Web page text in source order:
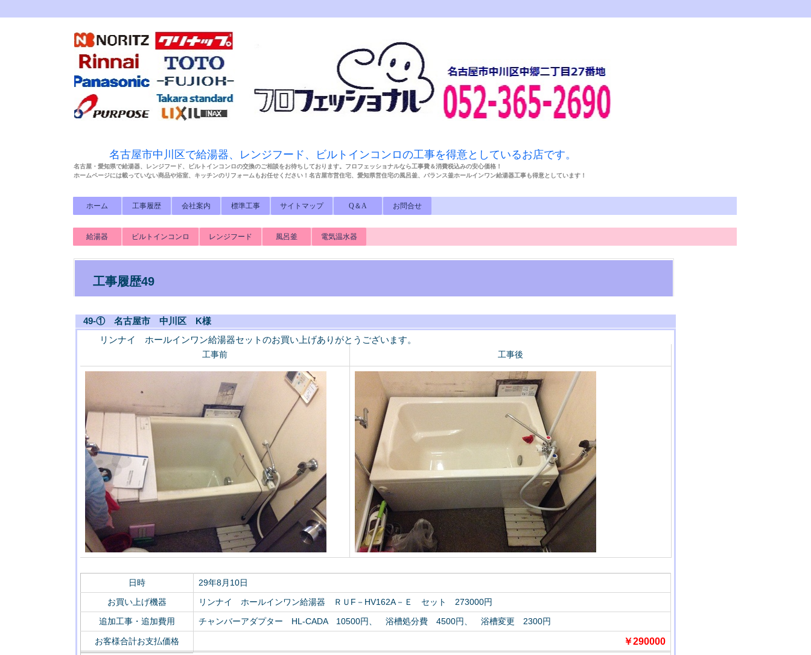
名古屋市中川区で給湯器、レンジフード、ビルトインコンロの工事を得意としているお店です。
名古屋・愛知県で給湯器、レンジフード、ビルトインコンロの交換のご相談をお待ちしております。フロフェッショナルなら工事費＆消費税込みの安心価格！
ホームページには載っていない商品や浴室、キッチンのリフォームもお任せください！名古屋市営住宅、愛知県営住宅の風呂釜、バランス釜ホールインワン給湯器工事も得意としています！
ホーム 工事履歴 会社案内 標準工事 サイトマップ Q＆A お問合せ
給湯器 ビルトインコンロ レンジフード 風呂釜 電気温水器
工事履歴49
49-① 名古屋市 中川区 K様
リンナイ ホールインワン給湯器セットのお買い上げありがとうございます。
工事前 工事後
日時
29年8月10日
お買い上げ機器
リンナイ ホールインワン給湯器 ＲＵF－HV162A－Ｅ セット 273000円
追加工事・追加費用
チャンバーアダプター HL-CADA 10500円、 浴槽処分費 4500円、 浴槽変更 2300円
お客様合計お支払価格 ￥290000